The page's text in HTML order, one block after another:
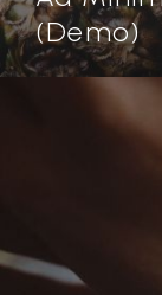
(Demo)